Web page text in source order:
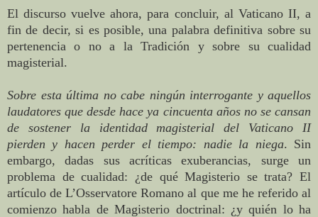
El discurso vuelve ahora, para concluir, al Vaticano II, a
fin de decir, si es posible, una palabra definitiva sobre su
pertenencia o no a la Tradición y sobre su cualidad
magisterial.
Sobre esta última no cabe ningún interrogante y aquellos
laudatores que desde hace ya cincuenta años no se cansan
de sostener la identidad magisterial del Vaticano II
pierden y hacen perder el tiempo: nadie la niega. Sin
embargo, dadas sus acríticas exuberancias, surge un
problema de cualidad: ¿de qué Magisterio se trata? El
artículo de L’Osservatore Romano al que me he referido al
comienzo habla de Magisterio doctrinal: ¿y quién lo ha